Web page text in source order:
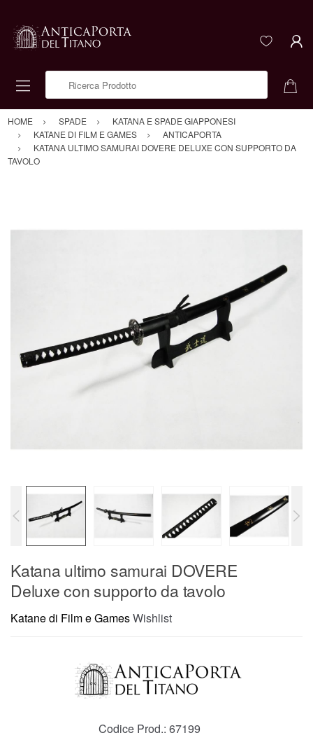
HOME SPADE
KATANA E SPADE GIAPPONESI
KATANE DI FILM E GAMES
ANTICAPORTA
KATANA ULTIMO SAMURAI DOVERE DELUXE CON SUPPORTO DA
TAVOLO
Katana ultimo samurai DOVERE
Deluxe con supporto da tavolo
Katane di Film e GamesWishlist
Codice Prod.: 67199